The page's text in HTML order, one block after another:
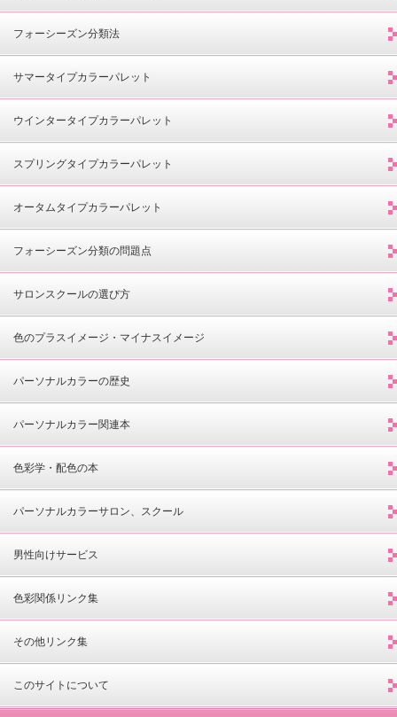
フォーシーズン分類法
サマータイプカラーパレット
ウインタータイプカラーパレット
スプリングタイプカラーパレット
オータムタイプカラーパレット
フォーシーズン分類の問題点
サロンスクールの選び方
色のプラスイメージ・マイナスイメージ
パーソナルカラーの歴史
パーソナルカラー関連本
色彩学・配色の本
パーソナルカラーサロン、スクール
男性向けサービス
色彩関係リンク集
その他リンク集
このサイトについて